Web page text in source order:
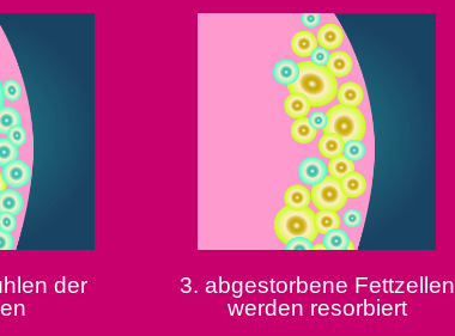
der
3. abgestorbene Fettzellen
werden resorbiert